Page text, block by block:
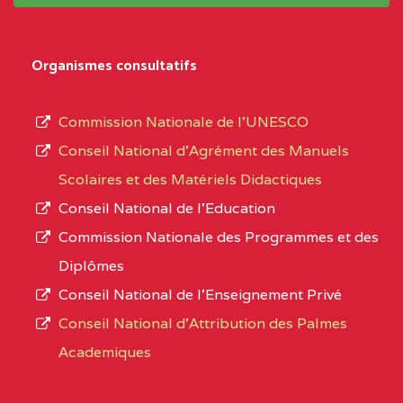
D'ENSEIGNEMENT
PROFESSIONNEL
(CEGEP) STE FOI BP
:4740 YAOUNDE
CENTRE
COLLEGE PANAFRICAIN
DE L'EXCELLENCE BP
CENTRE
COLLEGE PRIVE
type
L’offre
d’éducation
de
Organismes consultatifs
Commission Nationale de l’UNESCO
Conseil National d’Agrément des Manuels
Scolaires et des Matériels Didactiques
Conseil National de l’Education
Commission Nationale des Programmes et des
Diplômes
Conseil National de l’Enseignement Privé
Conseil National d'Attribution des Palmes
Academiques